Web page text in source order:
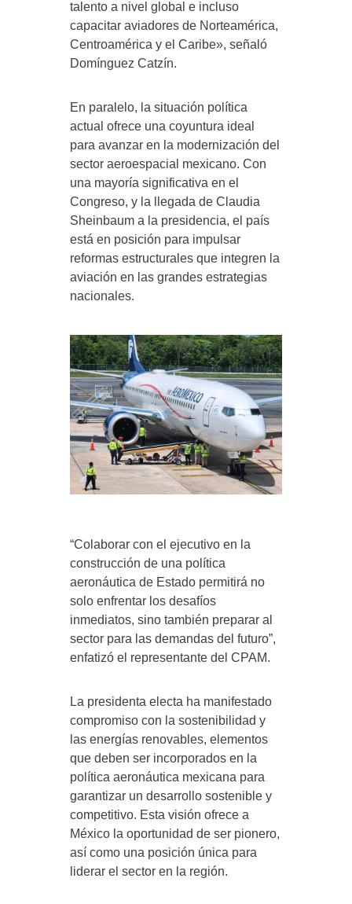
talento a nivel global e incluso
capacitar aviadores de Norteamérica,
Centroamérica y el Caribe», señaló
Domínguez Catzín.
En paralelo, la situación política
actual ofrece una coyuntura ideal
para avanzar en la modernización del
sector aeroespacial mexicano. Con
una mayoría significativa en el
Congreso, y la llegada de Claudia
Sheinbaum a la presidencia, el país
está en posición para impulsar
reformas estructurales que integren la
aviación en las grandes estrategias
nacionales.
“Colaborar con el ejecutivo en la
construcción de una política
aeronáutica de Estado permitirá no
solo enfrentar los desafíos
inmediatos, sino también preparar al
sector para las demandas del futuro”,
enfatizó el representante del CPAM.
La presidenta electa ha manifestado
compromiso con la sostenibilidad y
las energías renovables, elementos
que deben ser incorporados en la
política aeronáutica mexicana para
garantizar un desarrollo sostenible y
competitivo. Esta visión ofrece a
México la oportunidad de ser pionero,
así como una posición única para
liderar el sector en la región.